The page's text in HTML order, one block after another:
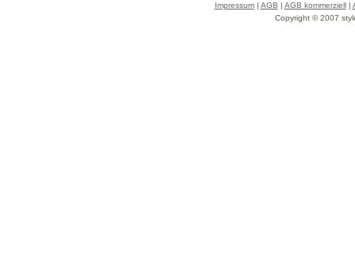
Impressum| AGB | AGB kommerziell|
Copyright © 2007